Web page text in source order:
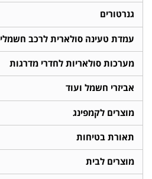
גנרטורים
עמדת טעינה סולארית לרכב חשמלי
מערכות סולאריות לחדרי מדרגות
אביזרי חשמל ועוד
מוצרים לקמפינג
תאורת בטיחות
מוצרים לבית